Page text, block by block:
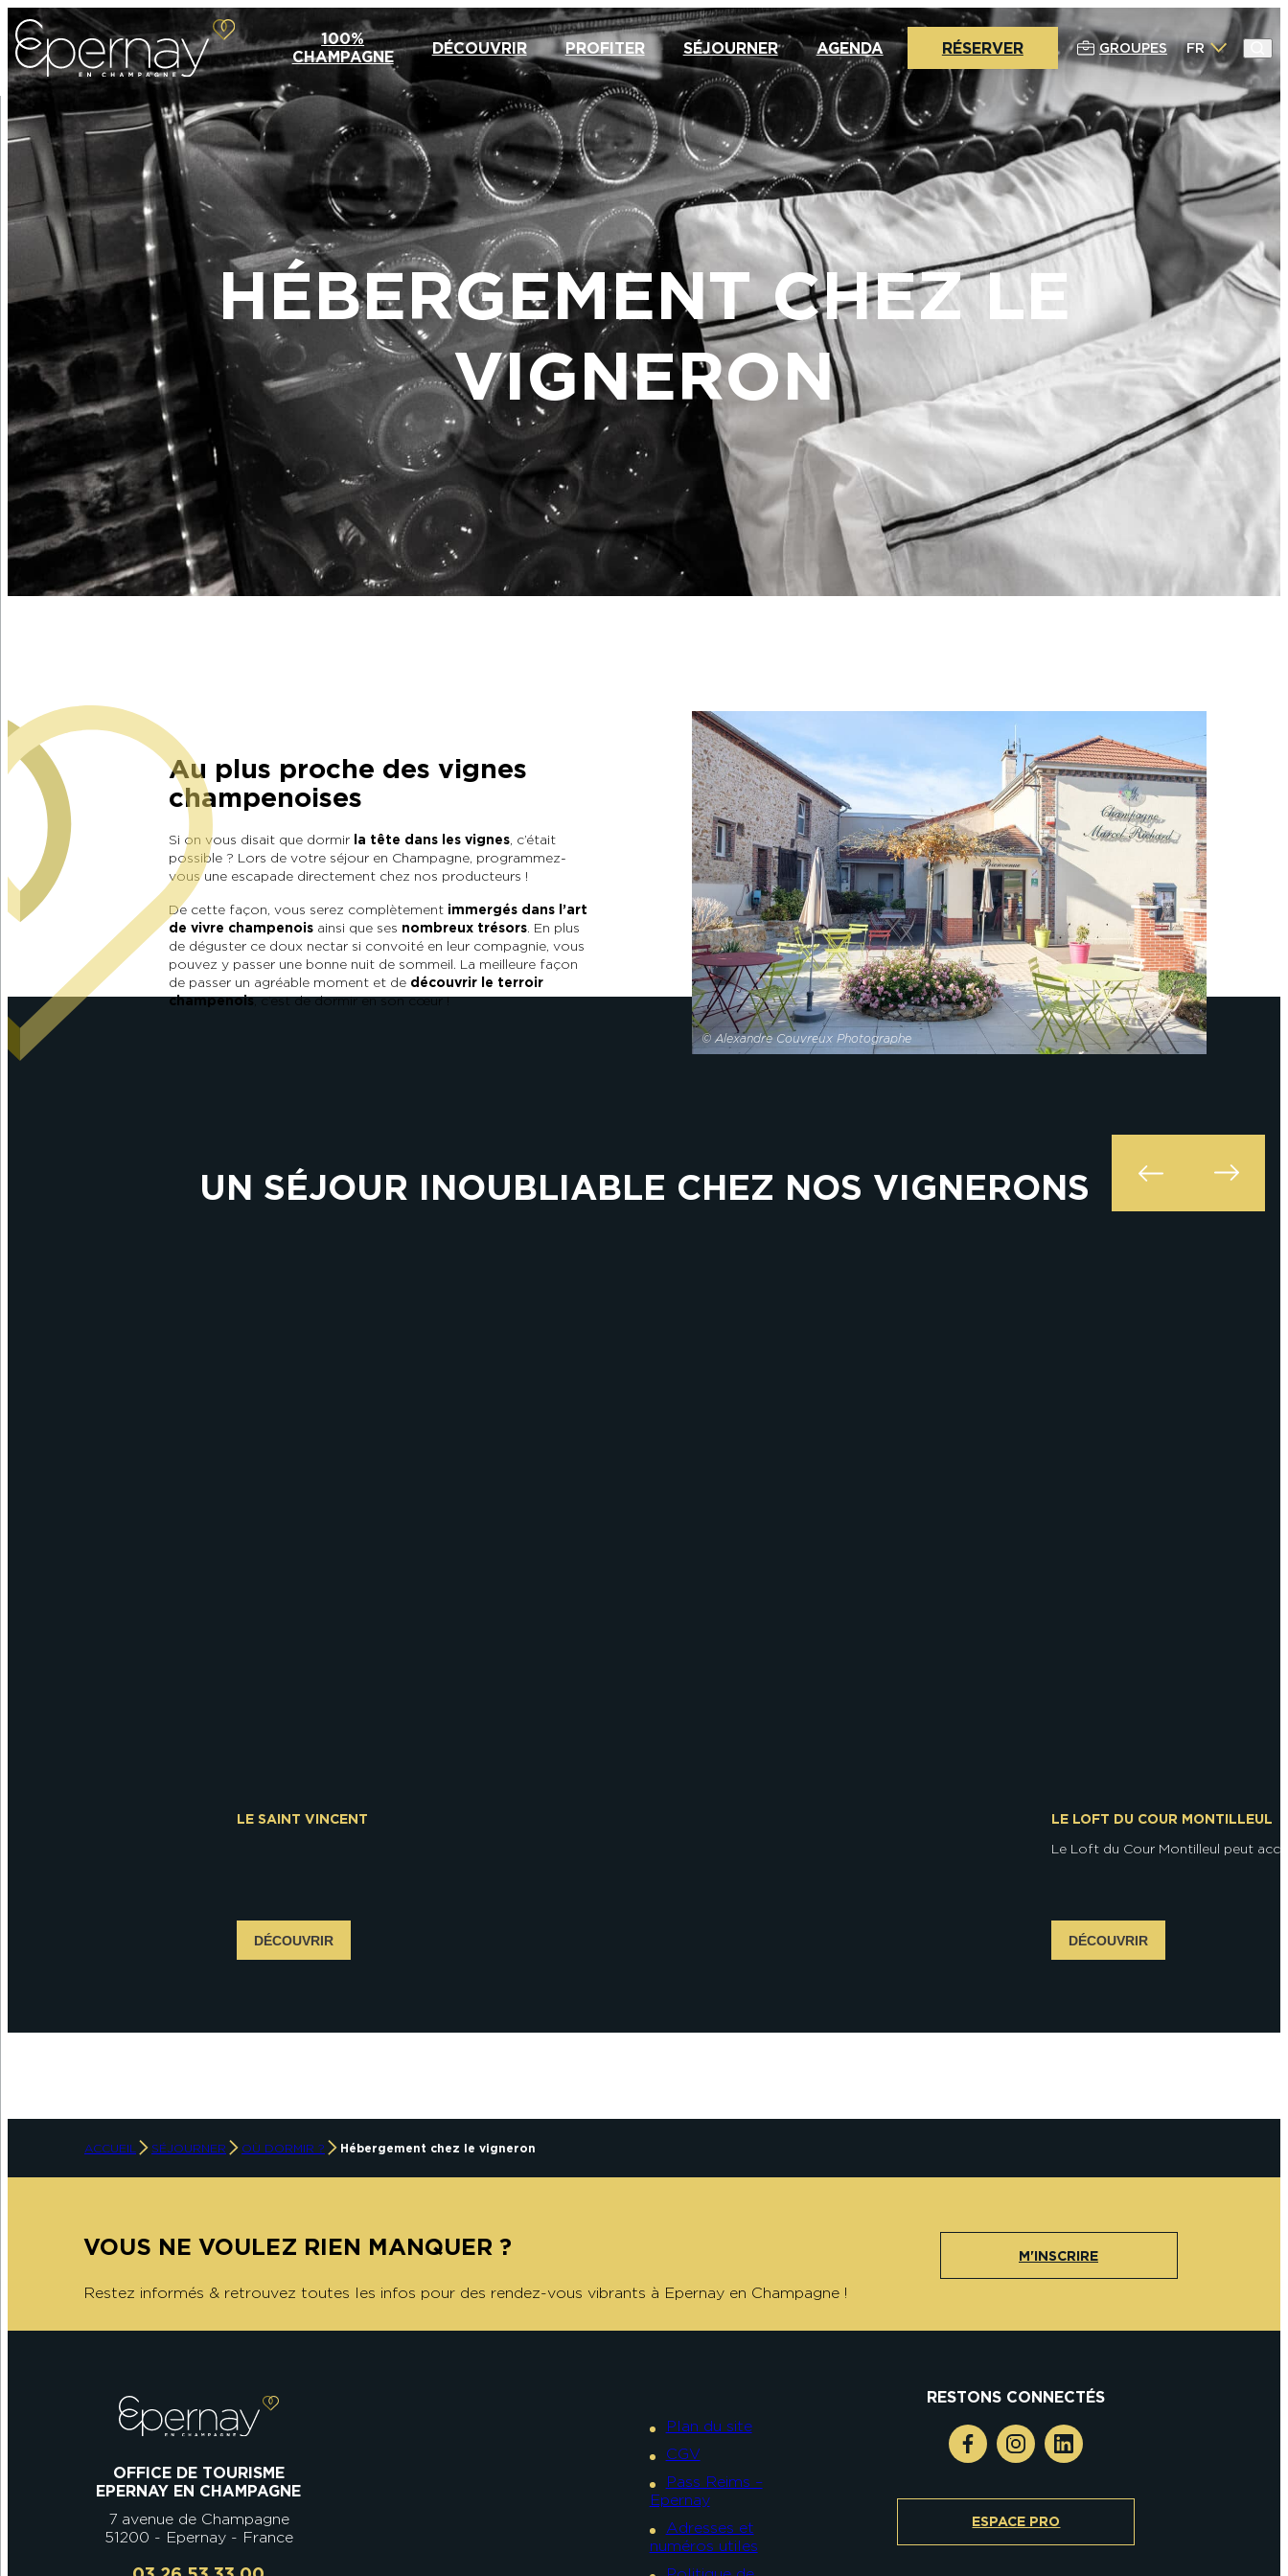
100%
CHAMPAGNE
DÉCOUVRIR PROFITER SÉJOURNER AGENDA RÉSERVER GROUPES FR
HÉBERGEMENT CHEZ LE
VIGNERON
© Alexandre Couvreux Photographe
Au plus proche des vignes
champenoises
Si on vous disait que dormir la tête dans les vignes, c’était
possible ? Lors de votre séjour en Champagne, programmez-
vous une escapade directement chez nos producteurs !
De cette façon, vous serez complètement immergés dans l’art
de vivre champenois ainsi que ses nombreux trésors. En plus
de déguster ce doux nectar si convoité en leur compagnie, vous
pouvez y passer une bonne nuit de sommeil. La meilleure façon
de passer un agréable moment et de découvrir le terroir
champenois, c’est de dormir en son cœur !
UN SÉJOUR INOUBLIABLE CHEZ NOS VIGNERONS
LE SAINT VINCENT
DÉCOUVRIR
LE LOFT DU COUR MONTILLEUL
Le Loft du Cour Montilleul peut
DÉCOUVRIR
ACCUEIL SÉJOURNER OÙ DORMIR ? Hébergement chez le vigneron
VOUS NE VOULEZ RIEN MANQUER ?
Restez informés & retrouvez toutes les infos pour des rendez-vous vibrants à Epernay en Champagne !
M'INSCRIRE
OFFICE DE TOURISME
EPERNAY EN CHAMPAGNE
7 avenue de Champagne
51200 - Epernay - France
Plan du site
CGV
Pass Reims –
Epernay
Adresses et
numéros utiles
RESTONS CONNECTÉS
ESPACE PRO